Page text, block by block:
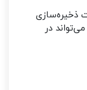
ذخیره‌سازی
در